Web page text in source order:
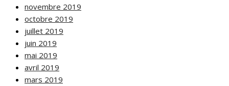
novembre 2019
octobre 2019
juillet 2019
juin 2019
mai 2019
avril 2019
mars 2019